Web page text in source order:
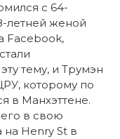
с 64-
летней женой
Facebook,
тему, и Трумэн
которому по
в Манхэттене.
в свою
Henry St в